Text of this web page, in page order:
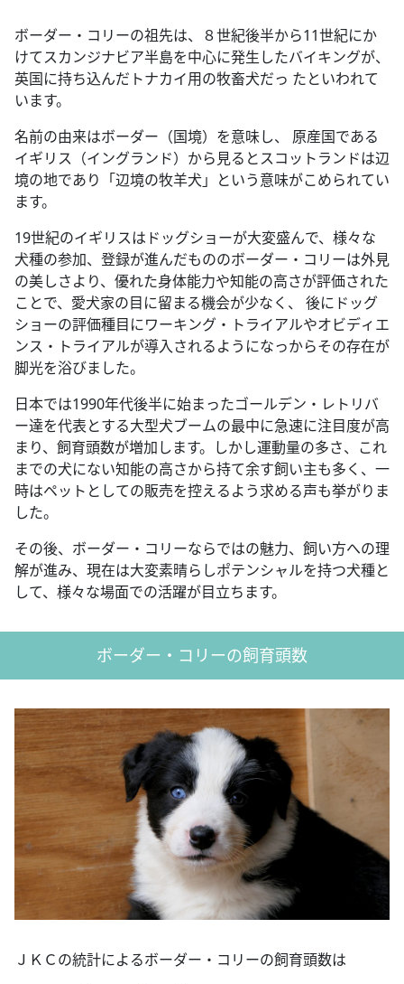
ボーダー・コリーの祖先は、８世紀後半から11世紀にか
けてスカンジナビア半島を中心に発生したバイキングが、
英国に持ち込んだトナカイ用の牧畜犬だっ たといわれて
います。
名前の由来はボーダー（国境）を意味し、 原産国である
イギリス（イングランド）から見るとスコットランドは辺
境の地であり「辺境の牧羊犬」という意味がこめられてい
ます。
19世紀のイギリスはドッグショーが大変盛んで、様々な
犬種の参加、登録が進んだもののボーダー・コリーは外見
の美しさより、優れた身体能力や知能の高さが評価された
ことで、愛犬家の目に留まる機会が少なく、 後にドッグ
ショーの評価種目にワーキング・トライアルやオビディエ
ンス・トライアルが導入されるようになっからその存在が
脚光を浴びました。
日本では1990年代後半に始まったゴールデン・レトリバ
ー達を代表とする大型犬ブームの最中に急速に注目度が高
まり、飼育頭数が増加します。しかし運動量の多さ、これ
までの犬にない知能の高さから持て余す飼い主も多く、一
時はペットとしての販売を控えるよう求める声も挙がりま
した。
その後、ボーダー・コリーならではの魅力、飼い方への理
解が進み、現在は大変素晴らしポテンシャルを持つ犬種と
して、様々な場面での活躍が目立ちます。
ボーダー・コリーの飼育頭数
ＪＫＣの統計によるボーダー・コリーの飼育頭数は